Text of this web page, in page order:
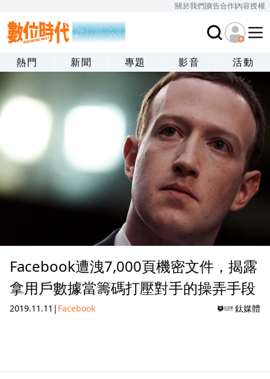
關於我們廣告合作內容授權
熱門 新聞 專題 影音 活動
Facebook遭洩7,000頁機密文件，揭露
拿用戶數據當籌碼打壓對手的操弄手段
2019.11.11 | Facebook 鈦媒體